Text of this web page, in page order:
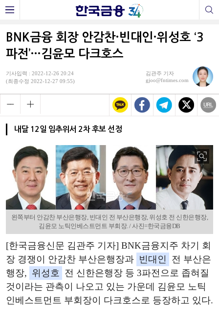
BNK금융 회장 안감찬·빈대인·위성호 ‘3
파전’…김윤모 다크호스
기사입력 : 2022-12-26 20:24
(최종수정 2022-12-27 09:55)
김관주 기자
gjoo@fntimes.com
내달 12일 임추위서 2차 후보 선정
왼쪽부터 안감찬 부산은행장, 빈대인 전 부산은행장, 위성호 전 신한은행장,
김윤모 노틱인베스트먼트 부회장. / 사진=한국금융DB
[한국금융신문 김관주 기자] BNK금융지주 차기 회
장 경쟁이 안감찬 부산은행장과 빈대인
전 부산은
행장, 위성호
전 신한은행장 등 3파전으로 좁혀질
것이라는 관측이 나오고 있는 가운데 김윤모 노틱
인베스트먼트 부회장이 다크호스로 등장하고 있다.